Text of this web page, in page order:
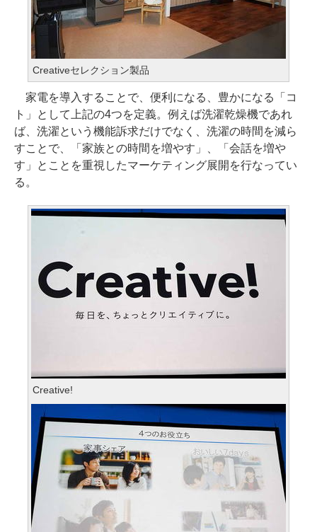
Creativeセレクション製品
家電を導入することで、便利になる、豊かになる「コ
ト」として上記の4つを定義。例えば洗濯乾燥機であれ
ば、洗濯という機能訴求だけでなく、洗濯の時間を減ら
すことで、「家族との時間を増やす」、「会話を増や
す」とことを重視したマーケティング展開を行なってい
る。
Creative!